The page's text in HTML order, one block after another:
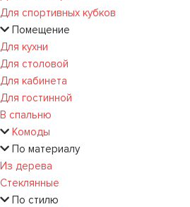
Для спортивных кубков
Помещение
Для кухни
Для столовой
Для кабинета
Для гостинной
В спальню
Комоды
По материалу
Из дерева
Стеклянные
По стилю